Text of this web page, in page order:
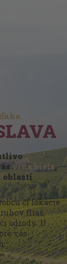
vína biele,
oblastí
či lokácie
fliaš.
odrody. U
vás